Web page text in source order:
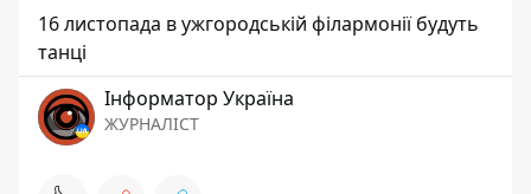
16 листопада в ужгородській філармонії будуть
танці
Інформатор Україна
ЖУРНАЛІСТ